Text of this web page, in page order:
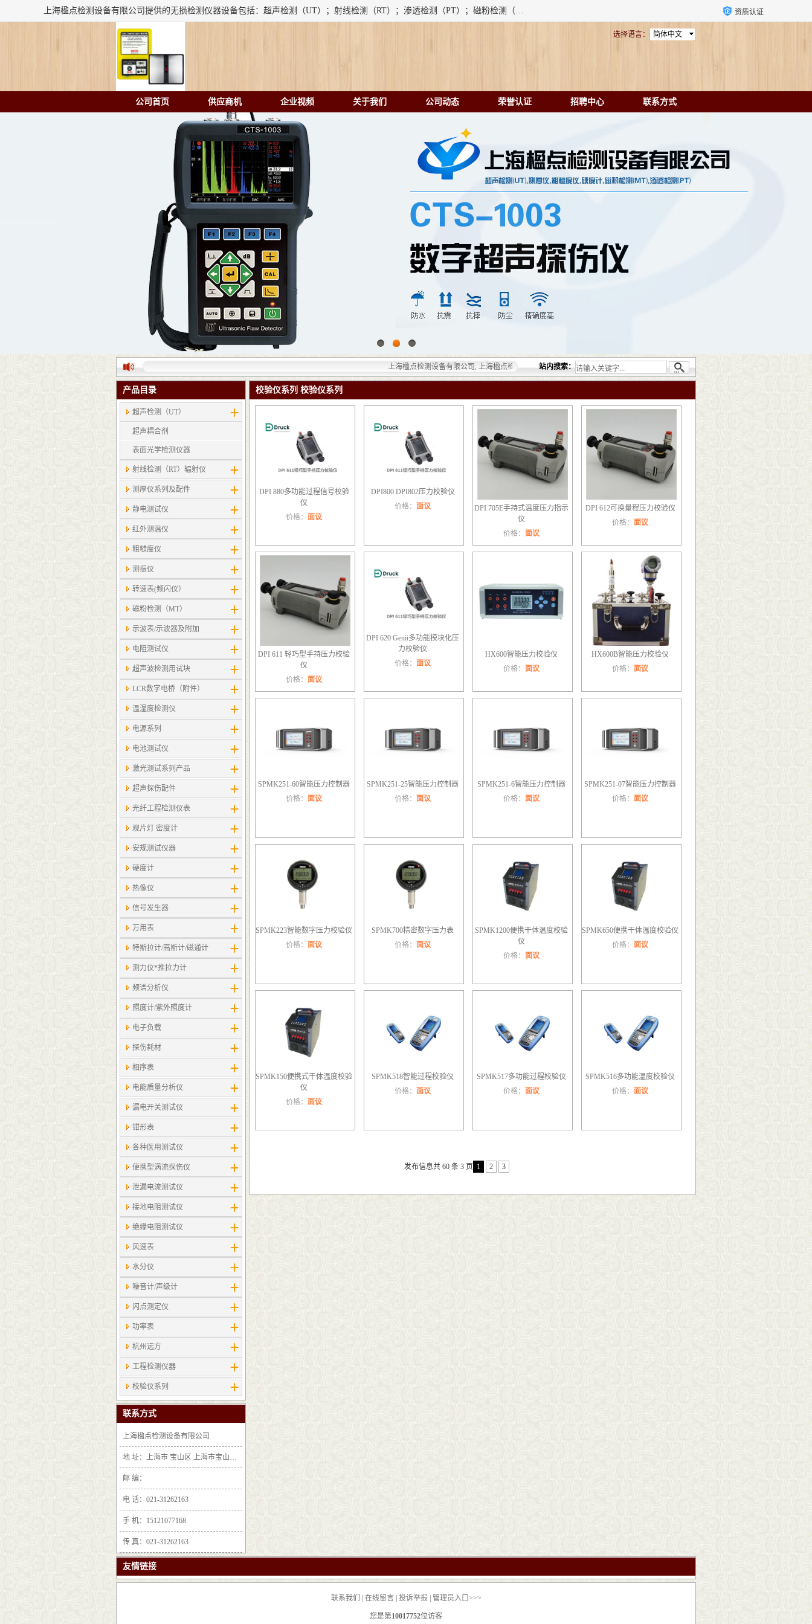
上海楹点检测设备有限公司提供的无损检测仪器设备包括：超声检测（UT）；射线检测（RT）；渗透检测（PT）；磁粉检测（MT）；涡流检测（ET）；化学用品（CH）、超声波相控阵、超声波测厚仪、超声导波、超声TOFD探伤仪、超声波探头、涡流探伤仪、涡流探头、涡流阵列、磁粉探伤机。代理以下品牌：汕超、美国GE(德国KK）、奥林巴斯（Olympus NDT）、美国磁通（Magnaflux）、DAKOTA等； 资质认证
简体中文
选择语言：
公司首页 供应商机 企业视频 关于我们 公司动态 荣誉认证 招聘中心 联系方式
上海楹点检测设备有限公司, 上海楹点检测设备有限公司提供的无损检测仪器设备包括：超声检测（UT）；射线检测（RT）；渗透检
站内搜索：
产品目录
超声检测（UT）
超声耦合剂
表面光学检测仪器
射线检测（RT）辐射仪
测厚仪系列及配件
静电测试仪
红外测温仪
粗糙度仪
测振仪
转速表(频闪仪）
磁粉检测（MT）
示波表/示波器及附加
电阻测试仪
超声波检测用试块
LCR数字电桥（附件）
温湿度检测仪
电源系列
电池测试仪
激光测试系列产品
超声探伤配件
光纤工程检测仪表
观片灯 密度计
安规测试仪器
硬度计
热像仪
信号发生器
万用表
特斯拉计/高斯计​/磁通计
测力仪*推拉力计
频谱分析仪
照度计/紫外照度计
电子负载
探伤耗材
相序表
电能质量分析仪
漏电开关测试仪
钳形表
各种医用测试仪
便携型涡流探伤仪
泄漏电流测试仪
接地电阻测试仪
绝缘电阻测试仪
风速表
水分仪
噪音计/声级计
闪点测定仪
功率表
杭州远方
工程检测仪器
校验仪系列
联系方式
上海楹点检测设备有限公司
地 址：上海市 宝山区 上海市宝山区沪太路6397号1-2层F25区1011室
邮 编：
电 话：021-31262163
手 机：15121077168
传 真：021-31262163
校验仪系列 校验仪系列
DPI 880多功能过程信号校验
仪
价格： 面议
DPI800 DPI802压力校验仪
价格： 面议
DPI 705E手持式温度压力指示
仪
价格： 面议
DPI 612可换量程压力校验仪
价格： 面议
DPI 611 轻巧型手持压力校验
仪
价格： 面议
DPI 620 Genii多功能模块化压
力校验仪
价格： 面议
HX600智能压力校验仪
价格： 面议
HX600B智能压力校验仪
价格： 面议
SPMK251-60智能压力控制器
价格： 面议
SPMK251-25智能压力控制器
价格： 面议
SPMK251-6智能压力控制器
价格： 面议
SPMK251-07智能压力控制器
价格： 面议
SPMK223智能数字压力校验仪
价格： 面议
SPMK700精密数字压力表
价格： 面议
SPMK1200便携干体温度校验
仪
价格： 面议
SPMK650便携干体温度校验仪
价格： 面议
SPMK150便携式干体温度校验
仪
价格： 面议
SPMK518智能过程校验仪
价格： 面议
SPMK517多功能过程校验仪
价格： 面议
SPMK516多功能温度校验仪
价格： 面议
发布信息共 60 条 3 页 1 2 3
友情链接
联系我们 在线留言| 投诉举报 管理员入口>>>
您是第10017752位访客